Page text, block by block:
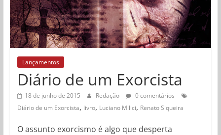
Lançamentos
Diário de um Exorcista
18 de junho de 2015 Redação
0 comentários
Diário de um Exorcista, livro, Luciano Milici, Renato Siqueira
O assunto exorcismo é algo que desperta